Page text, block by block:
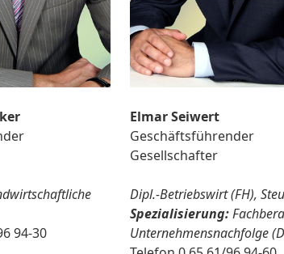
94-30
Elmar Seiwert
Geschäftsführender
Gesellschafter
Dipl.-Betriebswirt (FH),
Spezialisierung:
Unternehmensnachfolge